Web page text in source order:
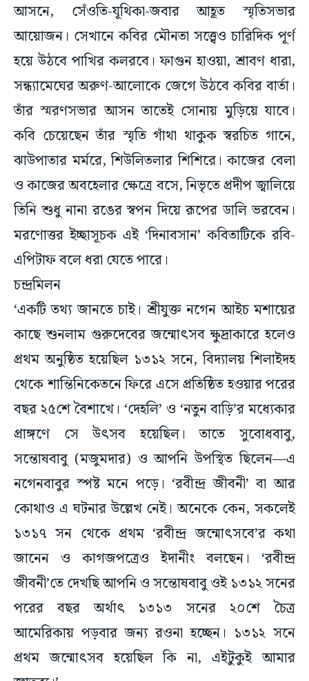
আসনে, সেঁওতি-যূথিকা-জবার আহূত স্মৃতিসভার
আয়োজন। সেখানে কবির মৌনতা সত্ত্বেও চারিদিক পূর্ণ
হয়ে উঠবে পাখির কলরবে। ফাগুন হাওয়া, শ্রাবণ ধারা,
সন্ধ্যামেঘের অরুণ-আলোকে জেগে উঠবে কবির বার্তা।
তাঁর স্মরণসভার আসন তাতেই সোনায় মুড়িয়ে যাবে।
কবি চেয়েছেন তাঁর স্মৃতি গাঁথা থাকুক স্বরচিত গানে,
ঝাউপাতার মর্মরে, শিউলিতলার শিশিরে। কাজের বেলা
ও কাজের অবহেলার ক্ষেত্রে বসে, নিভৃতে প্রদীপ জ্বালিয়ে
তিনি শুধু নানা রঙের স্বপন দিয়ে রূপের ডালি ভরবেন।
মরণোত্তর ইচ্ছাসূচক এই ‘দিনাবসান’ কবিতাটিকে রবি-
এপিটাফ বলে ধরা যেতে পারে।
চন্দ্রমিলন
‘একটি তথ্য জানতে চাই। শ্রীযুক্ত নগেন আইচ মশায়ের
কাছে শুনলাম গুরুদেবের জন্মোৎসব ক্ষুদ্রাকারে হলেও
প্রথম অনুষ্ঠিত হয়েছিল ১৩১২ সনে, বিদ্যালয় শিলাইদহ
থেকে শান্তিনিকেতনে ফিরে এসে প্রতিষ্ঠিত হওয়ার পরের
বছর ২৫শে বৈশাখে। ‘দেহলি’ ও ‘নতুন বাড়ি’র মধ্যেকার
প্রাঙ্গণে সে উৎসব হয়েছিল। তাতে সুবোধবাবু,
সন্তোষবাবু (মজুমদার) ও আপনি উপস্থিত ছিলেন—এ
নগেনবাবুর স্পষ্ট মনে পড়ে। ‘রবীন্দ্র জীবনী’ বা আর
কোথাও এ ঘটনার উল্লেখ নেই। অনেকে কেন, সকলেই
১৩১৭ সন থেকে প্রথম ‘রবীন্দ্র জন্মোৎসবে’র কথা
জানেন ও কাগজপত্রেও ইদানীং বলছেন। ‘রবীন্দ্র
জীবনী’তে দেখছি আপনি ও সন্তোষবাবু ওই ১৩১২ সনের
পরের বছর অর্থাৎ ১৩১৩ সনের ২০শে চৈত্র
আমেরিকায় পড়বার জন্য রওনা হচ্ছেন। ১৩১২ সনে
প্রথম জন্মোৎসব হয়েছিল কি না, এইটুকুই আমার